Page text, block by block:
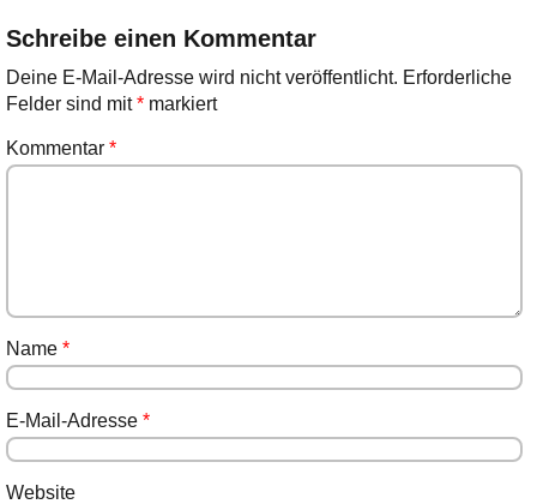
Schreibe einen Kommentar
Deine E-Mail-Adresse wird nicht veröffentlicht. Erforderliche
Felder sind mit*markiert
Kommentar *
Name *
E-Mail-Adresse *
Website